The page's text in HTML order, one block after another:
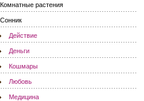
Комнатные растения
Сонник
Действие
Деньги
Кошмары
Любовь
Медицина